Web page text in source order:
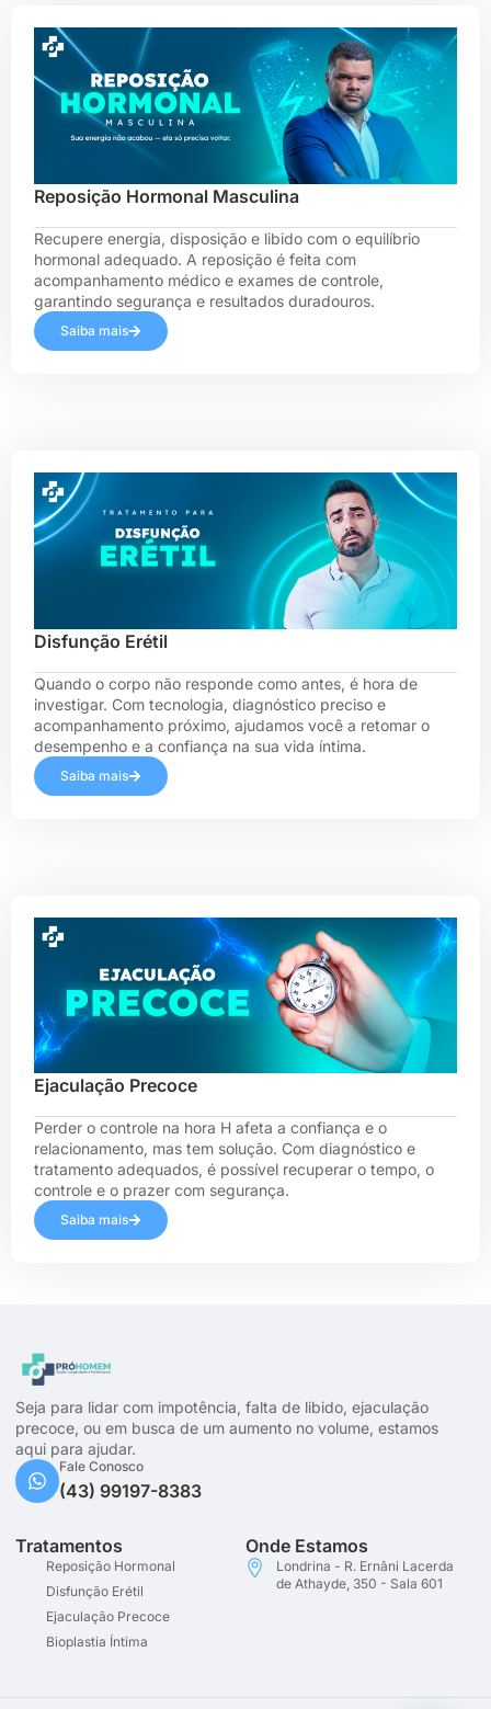
Reposição Hormonal Masculina
Recupere energia, disposição e libido com o equilíbrio
hormonal adequado. A reposição é feita com
acompanhamento médico e exames de controle,
garantindo segurança e resultados duradouros.
Saiba mais
Disfunção Erétil
Quando o corpo não responde como antes, é hora de
investigar. Com tecnologia, diagnóstico preciso e
acompanhamento próximo, ajudamos você a retomar o
desempenho e a confiança na sua vida íntima.
Saiba mais
Ejaculação Precoce
Perder o controle na hora H afeta a confiança e o
relacionamento, mas tem solução. Com diagnóstico e
tratamento adequados, é possível recuperar o tempo, o
controle e o prazer com segurança.
Saiba mais
Seja para lidar com impotência, falta de libido, ejaculação
precoce, ou em busca de um aumento no volume, estamos
aqui para ajudar.
Fale Conosco
(43) 99197-8383
Tratamentos
Reposição Hormonal
Disfunção Erétil
Ejaculação Precoce
Bioplastia Íntima
Onde Estamos
Londrina - R. Ernâni Lacerda
de Athayde, 350 - Sala 601